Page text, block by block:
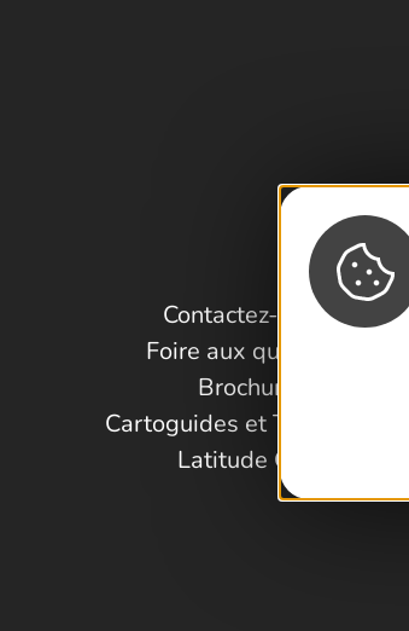
Contactez-nous !
Foire aux questions
Brochures
Cartoguides et Topoguides
Latitude Gard